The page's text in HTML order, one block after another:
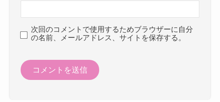
次回のコメントで使用するためブラウザーに自分
の名前、メールアドレス、サイトを保存する。